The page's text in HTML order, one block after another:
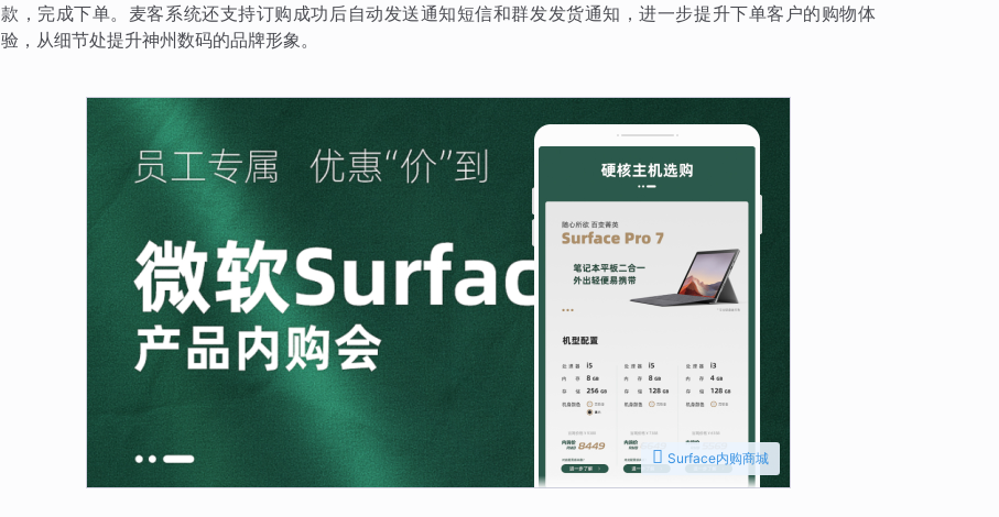
款，完成下单。麦客系统还支持订购成功后自动发送通知短信和群发发货通知，进一步提升下单客户的购物体
验，从细节处提升神州数码的品牌形象。
 Surface内购商城